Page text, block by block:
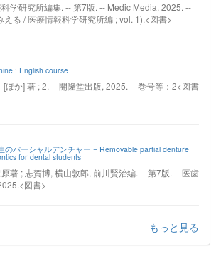
学研究所編集. -- 第7版. -- Medic Media, 2025. --
える / 医療情報科学研究所編 ; vol. 1).<図書>
: English course
[ほか] 著 ; 2. -- 開隆堂出版, 2025. -- 巻号等：2<図書
のパーシャルデンチャー = Removable partial denture
for dental students
著 ; 志賀博, 横山敦郎, 前川賢治編. -- 第7版. -- 医歯
図書>
もっと見る